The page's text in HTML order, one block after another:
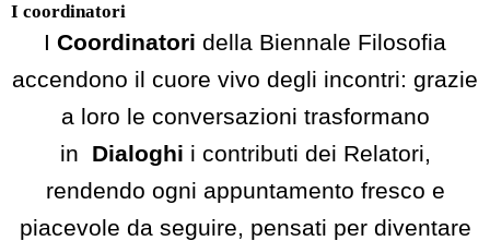
I coordinatori
I Coordinatori della Biennale Filosofia
accendono il cuore vivo degli incontri: grazie
a loro le conversazioni trasformano
in Dialoghi i contributi dei Relatori,
rendendo ogni appuntamento fresco e
piacevole da seguire, pensati per diventare